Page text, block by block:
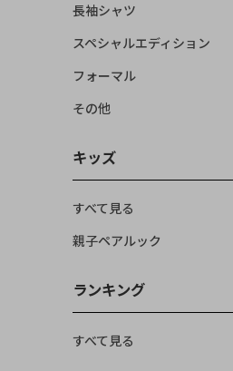
長袖シャツ
スペシャルエディション
フォーマル
その他
キッズ
すべて見る
親子ペアルック
ランキング
すべて見る